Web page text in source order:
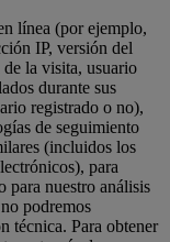
línea (por ejemplo,
IP, versión del
la visita, usuario
durante sus
registrado o no),
de seguimiento
(incluidos los
para
para nuestro análisis
podremos
técnica. Para obtener